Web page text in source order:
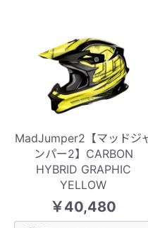
MadJumper2【マッドジ
ンパー2】CARBON
HYBRID GRAPHIC
YELLOW
￥40,480